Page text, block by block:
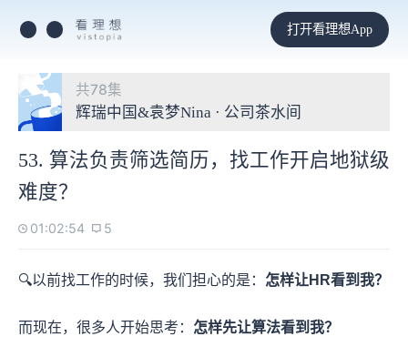
打开看理想App
共78集
辉瑞中国&袁梦Nina · 公司茶水间
53. 算法负责筛选简历，找工作开启地狱级
难度？
01:02:54 5
🔍以前找工作的时候，我们担心的是： 怎样让HR看到我？
而现在，很多人开始思考： 怎样先让算法看到我？